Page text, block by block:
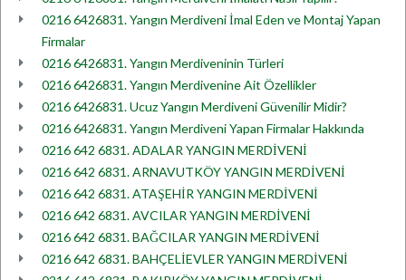
0216 6426831. Yangın Merdiveni İmal Eden ve Montaj Yapan
Firmalar
0216 6426831. Yangın Merdiveninin Türleri
0216 6426831. Yangın Merdivenine Ait Özellikler
0216 6426831. Ucuz Yangın Merdiveni Güvenilir Midir?
0216 6426831. Yangın Merdiveni Yapan Firmalar Hakkında
0216 642 6831. ADALAR YANGIN MERDİVENİ
0216 642 6831. ARNAVUTKÖY YANGIN MERDİVENİ
0216 642 6831. ATAŞEHİR YANGIN MERDİVENİ
0216 642 6831. AVCILAR YANGIN MERDİVENİ
0216 642 6831. BAĞCILAR YANGIN MERDİVENİ
0216 642 6831. BAHÇELİEVLER YANGIN MERDİVENİ